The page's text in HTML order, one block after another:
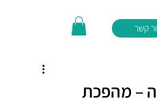
קשר
– מהפכת